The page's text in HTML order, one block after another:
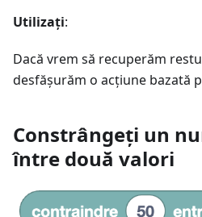
Utilizați:
Dacă vrem să recuperăm
desfășurăm o acțiune bazată
Constrângeți un
între două valori